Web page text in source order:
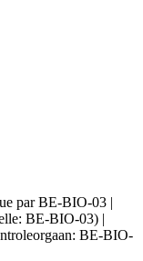
par BE-BIO-03 |
BE-BIO-03) |
BE-BIO-